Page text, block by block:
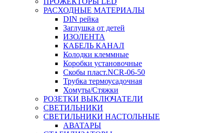
РАСХОДНЫЕ МАТЕРИАЛЫ
DIN рейка
Заглушка от детей
ИЗОЛЕНТА
КАБЕЛЬ КАНАЛ
Колодки клеммные
Коробки установочные
Скобы пласт.NCR-06-50
Трубка термоусадочная
Хомуты/Стяжки
РОЗЕТКИ ВЫКЛЮЧАТЕЛИ
СВЕТИЛЬНИКИ
СВЕТИЛЬНИКИ НАСТОЛЬНЫЕ
АВАТАРЫ